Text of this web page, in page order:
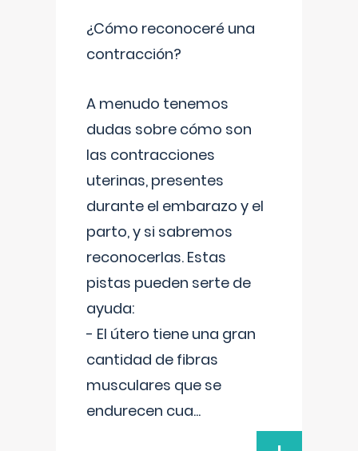
¿Cómo reconoceré una
contracción?
A menudo tenemos
dudas sobre cómo son
las contracciones
uterinas, presentes
durante el embarazo y el
parto, y si sabremos
reconocerlas. Estas
pistas pueden serte de
ayuda:
- El útero tiene una gran
cantidad de fibras
musculares que se
endurecen cua...